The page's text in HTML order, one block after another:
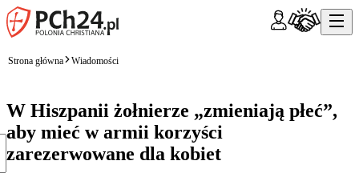
Strona główna Wiadomości
W Hiszpanii żołnierze „zmieniają płeć”,
aby mieć w armii korzyści
zarezerwowane dla kobiet